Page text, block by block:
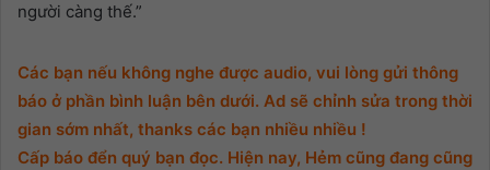
người càng thế.”
Các bạn nếu không nghe được audio, vui lòng gửi thông
báo ở phần bình luận bên dưới. Ad sẽ chỉnh sửa trong thời
gian sớm nhất, thanks các bạn nhiều nhiều !
Cấp báo đển quý bạn đọc. Hiện nay, Hẻm cũng đang cũng